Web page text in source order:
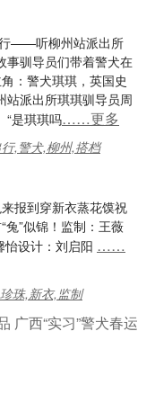
——听柳州站派出所
事驯导员们带着警犬在
：警犬琪琪，英国史
站派出所琪琪驯导员周
“是琪琪吗……更多
,警犬,柳州,搭档
报到穿新衣蒸花馍祝
”似锦！监制：王薇
怡设计：刘启阳 ……
珠,新衣,监制